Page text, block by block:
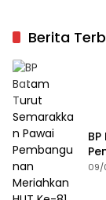
Berita
09/